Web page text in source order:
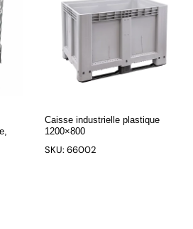
Caisse industrielle plastique
1200×800
SKU: 66002